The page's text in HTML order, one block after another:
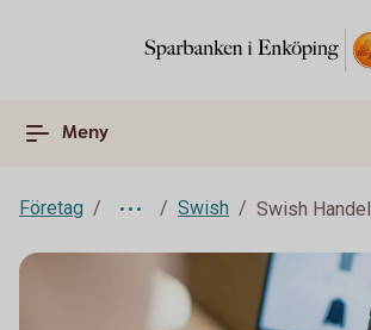
Meny
Företag Swish Swish Handel